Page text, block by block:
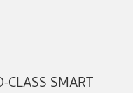
CLASS SMART